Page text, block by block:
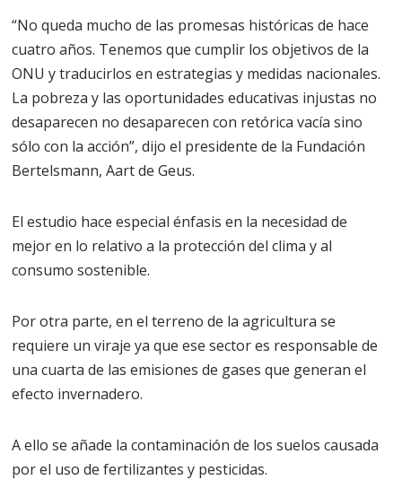
“No queda mucho de las promesas históricas de hace
cuatro años. Tenemos que cumplir los objetivos de la
ONU y traducirlos en estrategias y medidas nacionales.
La pobreza y las oportunidades educativas injustas no
desaparecen no desaparecen con retórica vacía sino
sólo con la acción”, dijo el presidente de la Fundación
Bertelsmann, Aart de Geus.
El estudio hace especial énfasis en la necesidad de
mejor en lo relativo a la protección del clima y al
consumo sostenible.
Por otra parte, en el terreno de la agricultura se
requiere un viraje ya que ese sector es responsable de
una cuarta de las emisiones de gases que generan el
efecto invernadero.
A ello se añade la contaminación de los suelos causada
por el uso de fertilizantes y pesticidas.